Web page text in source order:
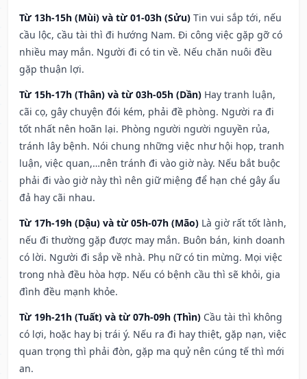
Từ 13h-15h (Mùi) và từ 01-03h (Sửu) Tin vui sắp tới, nếu
cầu lộc, cầu tài thì đi hướng Nam. Đi công việc gặp gỡ có
nhiều may mắn. Người đi có tin về. Nếu chăn nuôi đều
gặp thuận lợi.
Từ 15h-17h (Thân) và từ 03h-05h (Dần) Hay tranh luận,
cãi cọ, gây chuyện đói kém, phải đề phòng. Người ra đi
tốt nhất nên hoãn lại. Phòng người người nguyền rủa,
tránh lây bệnh. Nói chung những việc như hội họp, tranh
luận, việc quan,…nên tránh đi vào giờ này. Nếu bắt buộc
phải đi vào giờ này thì nên giữ miệng để hạn ché gây ẩu
đả hay cãi nhau.
Từ 17h-19h (Dậu) và từ 05h-07h (Mão) Là giờ rất tốt lành,
nếu đi thường gặp được may mắn. Buôn bán, kinh doanh
có lời. Người đi sắp về nhà. Phụ nữ có tin mừng. Mọi việc
trong nhà đều hòa hợp. Nếu có bệnh cầu thì sẽ khỏi, gia
đình đều mạnh khỏe.
Từ 19h-21h (Tuất) và từ 07h-09h (Thìn) Cầu tài thì không
có lợi, hoặc hay bị trái ý. Nếu ra đi hay thiệt, gặp nạn, việc
quan trọng thì phải đòn, gặp ma quỷ nên cúng tế thì mới
an.